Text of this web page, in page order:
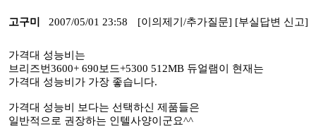
고구미 2007/05/01 23:58 [이의제기/추가질문] [부실답변 신고]
가격대 성능비는
브리즈번3600+ 690보드+5300 512MB 듀얼램이 현재는
가격대 성능비가 가장 좋습니다.
가격대 성능비 보다는 선택하신 제품들은
일반적으로 권장하는 인텔사양이군요^^